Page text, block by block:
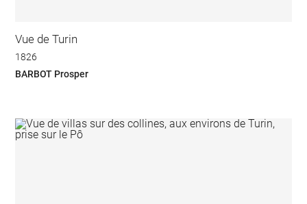
Vue de Turin
1826
BARBOT Prosper